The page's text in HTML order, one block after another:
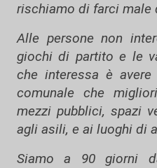
rischiamo di farci male
Alle persone non
giochi di partito e le
che interessa è
comunale che
mezzi pubblici, spazi
agli asili, e ai luoghi di
Siamo a 90 giorni